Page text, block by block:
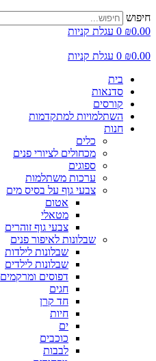
חיפוש
₪0.00
0 עגלת קניות
₪0.00
0 עגלת קניות
בית
סדנאות
קורסים
השתלמויות למתקדמות
חנות
כלים
מכחולים לציורי פנים
ספוגים
ערכות משתלמות
צבעי גוף על בסיס מים
אטום
מטאלי
צבעי גוף זוהרים
שבלונות לאיפור פנים
שבלונות לילדות
שבלונות לילדים
דפוסים ומרקמים
חגים
חד קרן
חיות
ים
כוכבים
לבבות